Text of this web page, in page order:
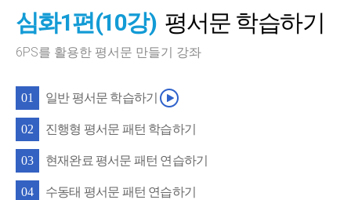
심화1편(10강) 평서문 학습하기
6PS를 활용한 평서문 만들기 강좌
01 일반 평서문 학습하기
02 진행형 평서문 패턴 학습하기
03 현재완료 평서문 패턴 연습하기
04 수동태 평서문 패턴 연습하기